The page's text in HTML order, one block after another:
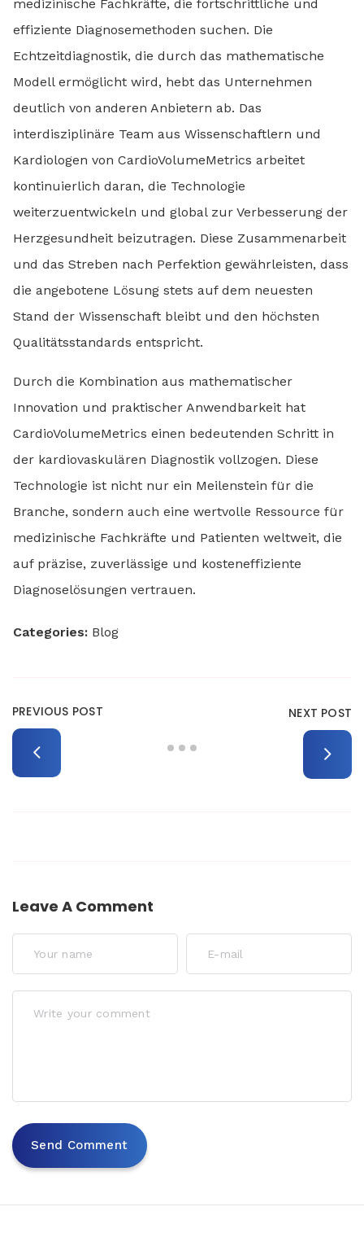
medizinische Fachkräfte, die fortschrittliche und
effiziente Diagnosemethoden suchen. Die
Echtzeitdiagnostik, die durch das mathematische
Modell ermöglicht wird, hebt das Unternehmen
deutlich von anderen Anbietern ab. Das
interdisziplinäre Team aus Wissenschaftlern und
Kardiologen von CardioVolumeMetrics arbeitet
kontinuierlich daran, die Technologie
weiterzuentwickeln und global zur Verbesserung der
Herzgesundheit beizutragen. Diese Zusammenarbeit
und das Streben nach Perfektion gewährleisten, dass
die angebotene Lösung stets auf dem neuesten
Stand der Wissenschaft bleibt und den höchsten
Qualitätsstandards entspricht.
Durch die Kombination aus mathematischer
Innovation und praktischer Anwendbarkeit hat
CardioVolumeMetrics einen bedeutenden Schritt in
der kardiovaskulären Diagnostik vollzogen. Diese
Technologie ist nicht nur ein Meilenstein für die
Branche, sondern auch eine wertvolle Ressource für
medizinische Fachkräfte und Patienten weltweit, die
auf präzise, zuverlässige und kosteneffiziente
Diagnoselösungen vertrauen.
Categories: Blog
PREVIOUS POST NEXT POST
Leave A Comment